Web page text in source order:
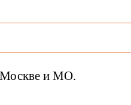
Москве и МО.